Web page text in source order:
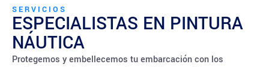
SERVICIOS
ESPECIALISTAS EN PINTURA
NÁUTICA
Protegemos y embellecemos tu embarcación con los